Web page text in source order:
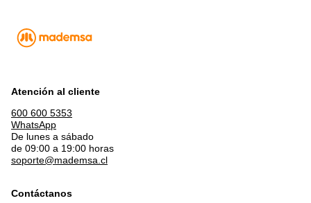
Atención al cliente
600 600 5353
WhatsApp
De lunes a sábado
de 09:00 a 19:00 horas
soporte@mademsa.cl
Contáctanos